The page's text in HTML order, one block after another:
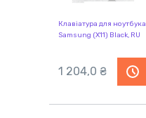
Клавіатура для ноутбука
Samsung (X11) Black, RU
1 204,0 ₴